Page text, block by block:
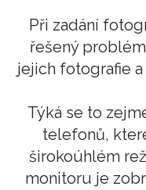
Při zadání
řešený
jejich fotografie
Týká se to
telefonů,
širokoúhlém
monitoru je